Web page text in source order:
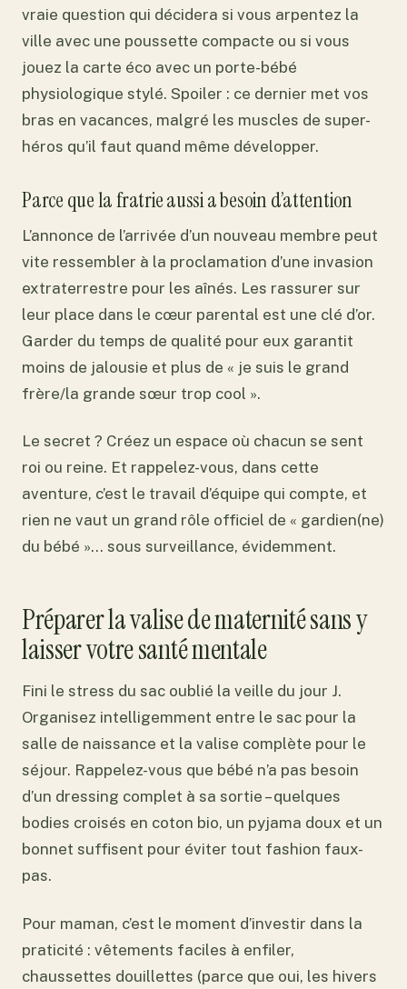
vraie question qui décidera si vous arpentez la
ville avec une poussette compacte ou si vous
jouez la carte éco avec un porte-bébé
physiologique stylé. Spoiler : ce dernier met vos
bras en vacances, malgré les muscles de super-
héros qu’il faut quand même développer.
Parce que la fratrie aussi a besoin d’attention
L’annonce de l’arrivée d’un nouveau membre peut
vite ressembler à la proclamation d’une invasion
extraterrestre pour les aînés. Les rassurer sur
leur place dans le cœur parental est une clé d’or.
Garder du temps de qualité pour eux garantit
moins de jalousie et plus de « je suis le grand
frère/la grande sœur trop cool ».
Le secret ? Créez un espace où chacun se sent
roi ou reine. Et rappelez-vous, dans cette
aventure, c’est le travail d’équipe qui compte, et
rien ne vaut un grand rôle officiel de « gardien(ne)
du bébé »… sous surveillance, évidemment.
Préparer la valise de maternité sans y
laisser votre santé mentale
Fini le stress du sac oublié la veille du jour J.
Organisez intelligemment entre le sac pour la
salle de naissance et la valise complète pour le
séjour. Rappelez-vous que bébé n’a pas besoin
d’un dressing complet à sa sortie – quelques
bodies croisés en coton bio, un pyjama doux et un
bonnet suffisent pour éviter tout fashion faux-
pas.
Pour maman, c’est le moment d’investir dans la
praticité : vêtements faciles à enfiler,
chaussettes douillettes (parce que oui, les hivers